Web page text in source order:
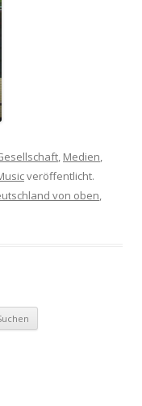
, Medien,
veröffentlicht.
von oben,